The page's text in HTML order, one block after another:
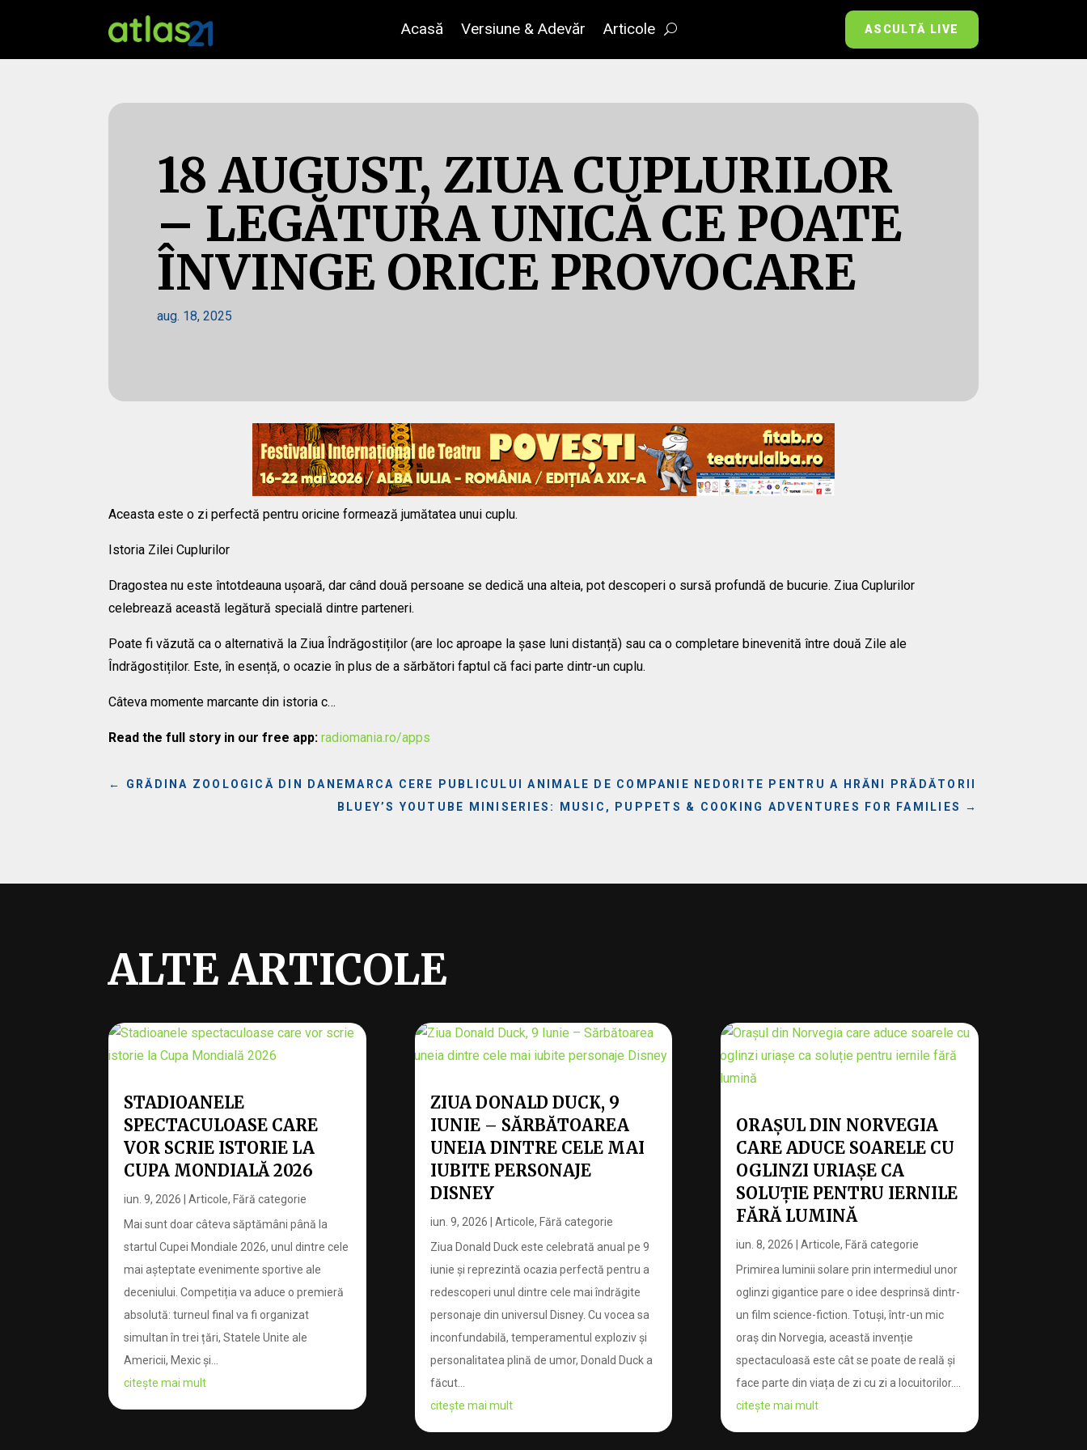
Acasă Versiune & Adevăr Articole ASCULTĂ LIVE
18 AUGUST, ZIUA CUPLURILOR
– LEGĂTURA UNICĂ CE POATE
ÎNVINGE ORICE PROVOCARE
aug. 18, 2025
Aceasta este o zi perfectă pentru oricine formează jumătatea unui cuplu.
Istoria Zilei Cuplurilor
Dragostea nu este întotdeauna ușoară, dar când două persoane se dedică una alteia, pot descoperi o sursă profundă de bucurie. Ziua Cuplurilor
celebrează această legătură specială dintre parteneri.
Poate fi văzută ca o alternativă la Ziua Îndrăgostiților (are loc aproape la șase luni distanță) sau ca o completare binevenită între două Zile ale
Îndrăgostiților. Este, în esență, o ocazie în plus de a sărbători faptul că faci parte dintr-un cuplu.
Câteva momente marcante din istoria c…
Read the full story in our free app: radiomania.ro/apps
← GRĂDINA ZOOLOGICĂ DIN DANEMARCA CERE PUBLICULUI ANIMALE DE COMPANIE NEDORITE PENTRU A HRĂNI PRĂDĂTORII
BLUEY’S YOUTUBE MINISERIES: MUSIC, PUPPETS & COOKING ADVENTURES FOR FAMILIES
→
ALTE ARTICOLE
STADIOANELE
SPECTACULOASE CARE
VOR SCRIE ISTORIE LA
CUPA MONDIALĂ 2026
iun. 9, 2026 |Articole, Fără categorie
Mai sunt doar câteva săptămâni până la
startul Cupei Mondiale 2026, unul dintre cele
mai așteptate evenimente sportive ale
deceniului. Competiția va aduce o premieră
absolută: turneul final va fi organizat
simultan în trei țări, Statele Unite ale
Americii, Mexic și...
citește mai mult
ZIUA DONALD DUCK, 9
IUNIE – SĂRBĂTOAREA
UNEIA DINTRE CELE MAI
IUBITE PERSONAJE
DISNEY
iun. 9, 2026 Articole, Fără categorie
Ziua Donald Duck este celebrată anual pe 9
iunie și reprezintă ocazia perfectă pentru a
redescoperi unul dintre cele mai îndrăgite
personaje din universul Disney. Cu vocea sa
inconfundabilă, temperamentul exploziv și
personalitatea plină de umor, Donald Duck a
făcut...
citește mai mult
ORAȘUL DIN NORVEGIA
CARE ADUCE SOARELE CU
OGLINZI URIAȘE CA
SOLUȚIE PENTRU IERNILE
FĂRĂ LUMINĂ
iun. 8, 2026 Articole, Fără categorie
Primirea luminii solare prin intermediul unor
oglinzi gigantice pare o idee desprinsă dintr-
un film science-fiction. Totuși, într-un mic
oraș din Norvegia, această invenție
spectaculoasă este cât se poate de reală și
face parte din viața de zi cu zi a locuitorilor....
citește mai mult